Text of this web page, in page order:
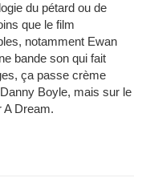
du pétard ou de
que le film
notamment Ewan
bande son qui fait
ça passe crème
Boyle, mais sur le
A Dream.